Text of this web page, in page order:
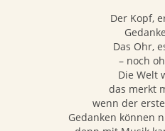
Der Kopf,
Das Ohr,
– noch
Die Welt
das merkt
wenn der
Gedanken können